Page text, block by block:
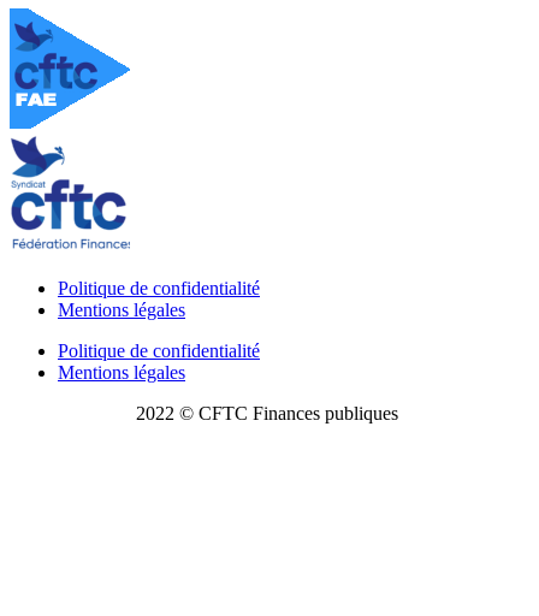
Politique de confidentialité
Mentions légales
Politique de confidentialité
Mentions légales
2022 © CFTC Finances publiques